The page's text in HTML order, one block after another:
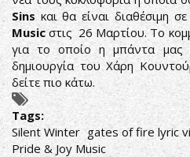
Sinsκαι θα είναι διαθέσιμη
Musicστις 26 Μαρτίου. Το
για το οποίο η μπάντα μας
δημιουργία του Χάρη
δείτε πιο κάτω.
Tags:
Silent Winter gates of fire lyric
Pride & Joy Music